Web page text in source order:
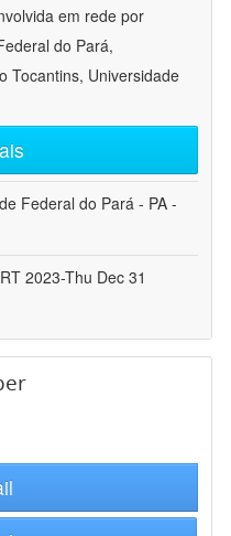
em rede por
do Pará,
Tocantins, Universidade
Federal do Pará - PA -
2023-Thu Dec 31